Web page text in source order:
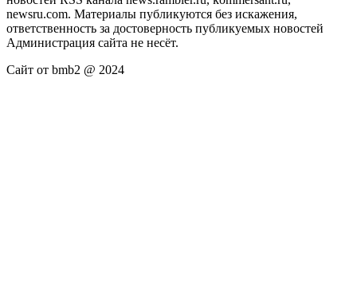
newsru.com. Материалы публикуются без искажения,
ответственность за достоверность публикуемых новостей
Администрация сайта не несёт.
Сайт от bmb2 @ 2024